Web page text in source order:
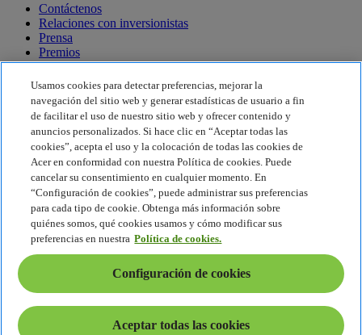
Contáctenos
Relaciones con inversionistas
Prensa
Premios
Eventos
Sostenibilidad
Sostenibilidad
Responsabilidad social corporativa
Huella de carbono del producto
Proyecto Humanity
Earthion
Política de privacidad
Política de cookies
Aviso legal
Información legal adicional
Política de accesibilidad
Configuración de cookies
América Latina - Español
Usamos cookies para detectar preferencias, mejorar la
navegación del sitio web y generar estadísticas de usuario a fin
de facilitar el uso de nuestro sitio web y ofrecer contenido y
anuncios personalizados. Si hace clic en “Aceptar todas las
cookies”, acepta el uso y la colocación de todas las cookies de
Acer en conformidad con nuestra Política de cookies. Puede
cancelar su consentimiento en cualquier momento. En
“Configuración de cookies”, puede administrar sus preferencias
para cada tipo de cookie. Obtenga más información sobre
quiénes somos, qué cookies usamos y cómo modificar sus
preferencias en nuestra Política de cookies.
Configuración de cookies
Aceptar todas las cookies